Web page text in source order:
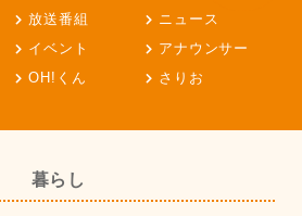
放送番組
ニュース
イベント
アナウンサー
OH!くん さりお
暮らし